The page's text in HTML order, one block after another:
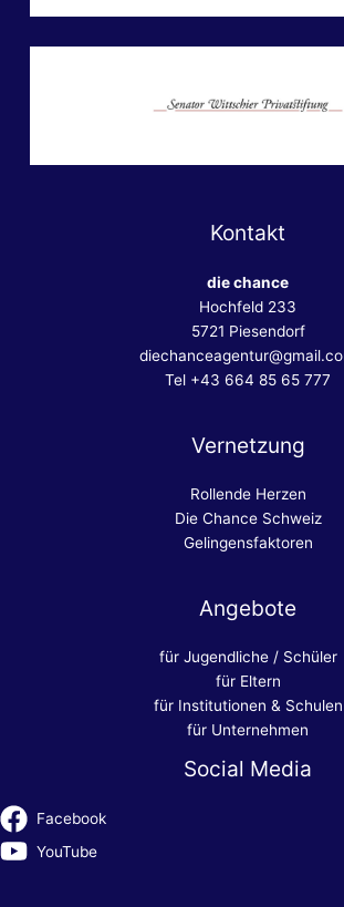
Kontakt
die chance
Hochfeld 233
5721 Piesendorf
Tel +43 664 85 65 777
Vernetzung
Rollende Herzen
Die Chance Schweiz
Gelingensfaktoren
Angebote
für Jugendliche / Schüler
für Eltern
für Institutionen & Schulen
für Unternehmen
Social Media
Facebook
YouTube